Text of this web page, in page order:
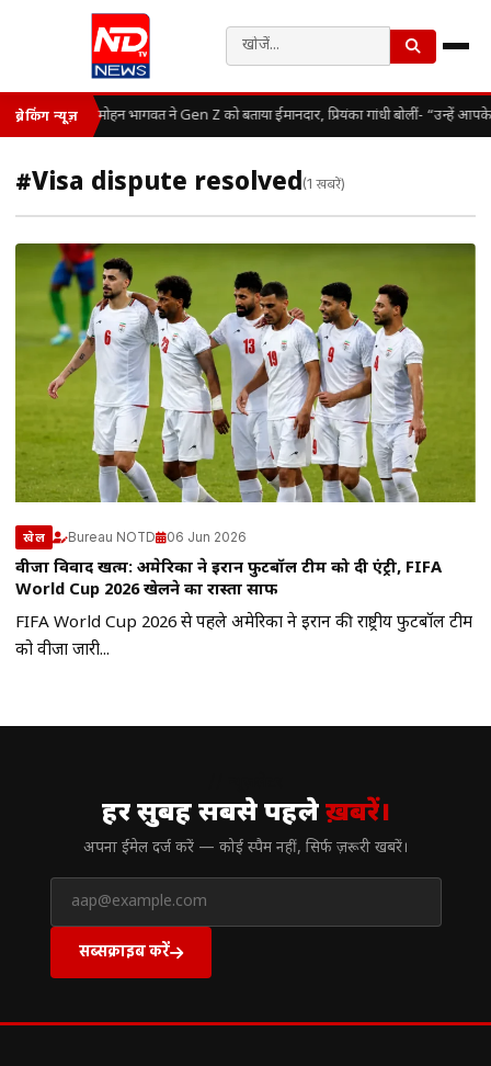
ब्रेकिंग न्यूज़ मोहन भागवत ने Gen Z को बताया ईमानदार, प्रियंका गांधी बोलीं- “उन्हें
#Visa dispute resolved(1 खबरें)
खेल Bureau NOTD 06 Jun 2026
वीजा विवाद खत्म: अमेरिका ने ईरान फुटबॉल टीम को दी एंट्री, FIFA
World Cup 2026 खेलने का रास्ता साफ
FIFA World Cup 2026 से पहले अमेरिका ने ईरान की राष्ट्रीय फुटबॉल टीम
को वीजा जारी...
हर सुबह सबसे पहलेख़बरें।
अपना ईमेल दर्ज करें — कोई स्पैम नहीं, सिर्फ ज़रूरी खबरें।
सब्सक्राइब करें